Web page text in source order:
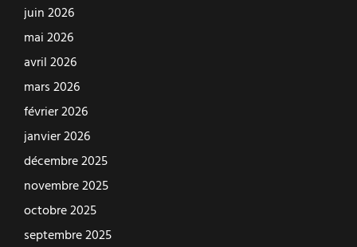
juin 2026
mai 2026
avril 2026
mars 2026
février 2026
janvier 2026
décembre 2025
novembre 2025
octobre 2025
septembre 2025